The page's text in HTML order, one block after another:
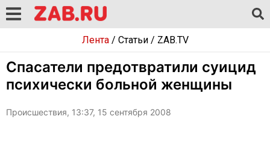
Лента/ Статьи/ ZAB.TV
Спасатели предотвратили суицид
психически больной женщины
Происшествия, 13:37, 15 сентября 2008